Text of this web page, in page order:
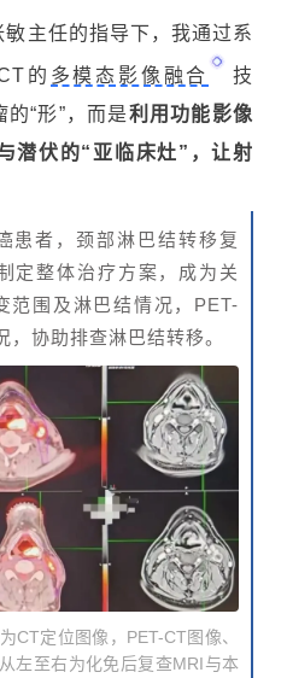
主任的指导下，我通过系
的 多模态影像融合
技
“形”，而是利用功能影像
潜伏的“亚临床灶”，让射
患者，颈部淋巴结转移复
定整体治疗方案，成为关
范围及淋巴结情况，PET-
，协助排查淋巴结转移。
CT定位图像，PET-CT图像、
左至右为化免后复查MRI与本